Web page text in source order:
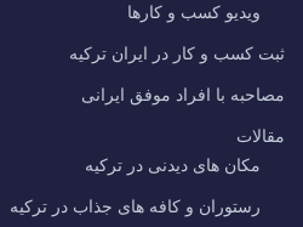
ویدیو کسب و کارها
ثبت کسب و کار در ایران ترکیه
مصاحبه با افراد موفق ایرانی
مقالات
مکان های دیدنی در ترکیه
رستوران و کافه های جذاب در ترکیه